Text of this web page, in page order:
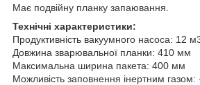
Має подвійну планку запаювання.
Технічні характеристики:
Продуктивність вакуумного насоса: 12
Довжина зварювальної планки: 410 мм
Максимальна ширина пакета: 400 мм
Можливість заповнення інертним газом: